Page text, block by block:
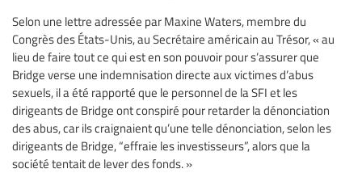
Selon une lettre adressée par Maxine Waters, membre du
Congrès des États-Unis, au Secrétaire américain au Trésor, « au
lieu de faire tout ce qui est en son pouvoir pour s’assurer que
Bridge verse une indemnisation directe aux victimes d’abus
sexuels, il a été rapporté que le personnel de la SFI et les
dirigeants de Bridge ont conspiré pour retarder la dénonciation
des abus, car ils craignaient qu’une telle dénonciation, selon les
dirigeants de Bridge, “effraie les investisseurs”, alors que la
société tentait de lever des fonds. »